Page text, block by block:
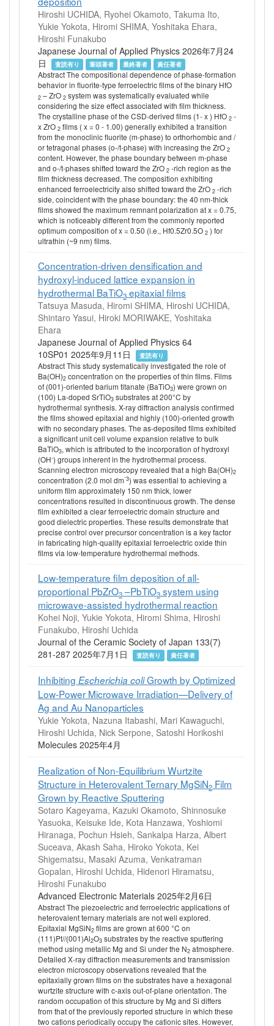
Hiroshi UCHIDA, Ryohei Okamoto, Takuma Ito,
Yukie Yokota, Hiromi SHIMA, Yoshitaka Ehara,
Hiroshi Funakubo
Japanese Journal of Applied Physics 2026年7月24
日
査読有り 筆頭著者 最終著者 責任著者
Abstract The compositional dependence of phase-formation
behavior in fluorite-type ferroelectric films of the binary HfO
2 – ZrO 2 system was systematically evaluated while
considering the size effect associated with film thickness.
The crystalline phase of the CSD-derived films (1- x ) HfO 2 -
x ZrO 2 films ( x = 0 - 1.00) generally exhibited a transition
from the monoclinic fluorite (m-phase) to orthorhombic and /
or tetragonal phases (o-/t-phase) with increasing the ZrO 2
content. However, the phase boundary between m-phase
and o-/t-phases shifted toward the ZrO 2 -rich region as the
film thickness decreased. The composition exhibiting
enhanced ferroelectricity also shifted toward the ZrO 2 -rich
side, coincident with the phase boundary: the 40 nm-thick
films showed the maximum remnant polarization at x = 0.75,
which is noticeably different from the commonly reported
optimum composition of x = 0.50 (i.e., Hf0.5Zr0.5O 2 ) for
ultrathin (~9 nm) films.
Concentration-driven densification and
hydroxyl-induced lattice expansion in
hydrothermal BaTiO3 epitaxial films
Tatsuya Masuda, Hiromi SHIMA, Hiroshi UCHIDA,
Shintaro Yasui, Hiroki MORIWAKE, Yoshitaka
Ehara
Japanese Journal of Applied Physics 64
10SP01 2025年9月11日
査読有り
Abstract This study systematically investigated the role of
Ba(OH)2 concentration on the properties of thin films. Films
of (001)-oriented barium titanate (BaTiO3) were grown on
(100) La-doped SrTiO3 substrates at 200°C by
hydrothermal synthesis. X-ray diffraction analysis confirmed
the films showed epitaxial and highly (100)-oriented growth
with no secondary phases. The as-deposited films exhibited
a significant unit cell volume expansion relative to bulk
BaTiO3, which is attributed to the incorporation of hydroxyl
(OH-) groups inherent in the hydrothermal process.
Scanning electron microscopy revealed that a high Ba(OH)2
concentration (2.0 mol dm⁻3) was essential to achieving a
uniform film approximately 150 nm thick, lower
concentrations resulted in discontinuous growth. The dense
film exhibited a clear ferroelectric domain structure and
good dielectric properties. These results demonstrate that
precise control over precursor concentration is a key factor
in fabricating high-quality epitaxial ferroelectric oxide thin
films via low-temperature hydrothermal methods.
Low-temperature film deposition of all-
proportional PbZrO3 –PbTiO3 system using
microwave-assisted hydrothermal reaction
Kohei Noji, Yukie Yokota, Hiromi Shima, Hiroshi
Funakubo, Hiroshi Uchida
Journal of the Ceramic Society of Japan 133(7)
281-287 2025年7月1日
査読有り 責任著者
Inhibiting Escherichia coliGrowth by Optimized
Low-Power Microwave Irradiation—Delivery of
Ag and Au Nanoparticles
Yukie Yokota, Nazuna Itabashi, Mari Kawaguchi,
Hiroshi Uchida, Nick Serpone, Satoshi Horikoshi
Molecules 2025年4月
Realization of Non‐Equilibrium Wurtzite
Structure in Heterovalent Ternary MgSiN2 Film
Grown by Reactive Sputtering
Sotaro Kageyama, Kazuki Okamoto, Shinnosuke
Yasuoka, Keisuke Ide, Kota Hanzawa, Yoshiomi
Hiranaga, Pochun Hsieh, Sankalpa Harza, Albert
Suceava, Akash Saha, Hiroko Yokota, Kei
Shigematsu, Masaki Azuma, Venkatraman
Gopalan, Hiroshi Uchida, Hidenori Hiramatsu,
Hiroshi Funakubo
Advanced Electronic Materials 2025年2月6日
Abstract The piezoelectric and ferroelectric applications of
heterovalent ternary materials are not well explored.
Epitaxial MgSiN2 films are grown at 600 °C on
(111)Pt//(001)Al2O3 substrates by the reactive sputtering
method using metallic Mg and Si under the N2 atmosphere.
Detailed X‐ray diffraction measurements and transmission
electron microscopy observations revealed that the
epitaxially grown films on the substrates have a hexagonal
wurtzite structure with c‐axis out‐of‐plane orientation. The
random occupation of this structure by Mg and Si differs
from that of the previously reported structure in which these
two cations periodically occupy the cationic sites. However,